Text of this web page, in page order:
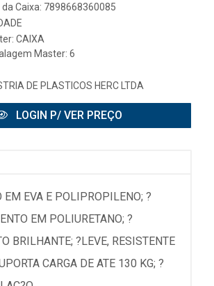
Caixa: 7898668360085
CAIXA
Master: 6
DE PLASTICOS HERC LTDA
LOGIN P/ VER PREÇO
EM EVA E POLIPROPILENO; ?
EM POLIURETANO; ?
BRILHANTE; ?LEVE, RESISTENTE
CARGA DE ATE 130 KG; ?